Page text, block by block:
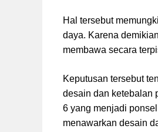
Hal tersebut
daya. Karena
membawa secara
Keputusan tersebut
desain dan ketebalan
6 yang menjadi
menawarkan desain